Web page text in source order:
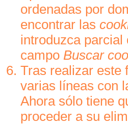
ordenadas por
encontrar las
introduzca parcial
campo Buscar
Tras realizar este
varias líneas con
Ahora sólo tiene
proceder a su